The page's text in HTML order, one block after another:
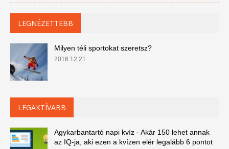
LEGNÉZETTEBB
Milyen téli sportokat szeretsz?
2016.12.21
LEGAKTÍVABB
Agykarbantartó napi kvíz - Akár 150 lehet annak
az IQ-ja, aki ezen a kvízen elér legalább 6 pontot